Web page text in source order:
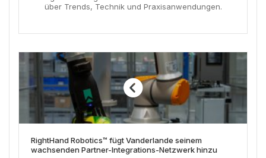
über Trends, Technik und Praxisanwendungen.
RightHand Robotics™ fügt Vanderlande seinem
wachsenden Partner-Integrations-Netzwerk hinzu